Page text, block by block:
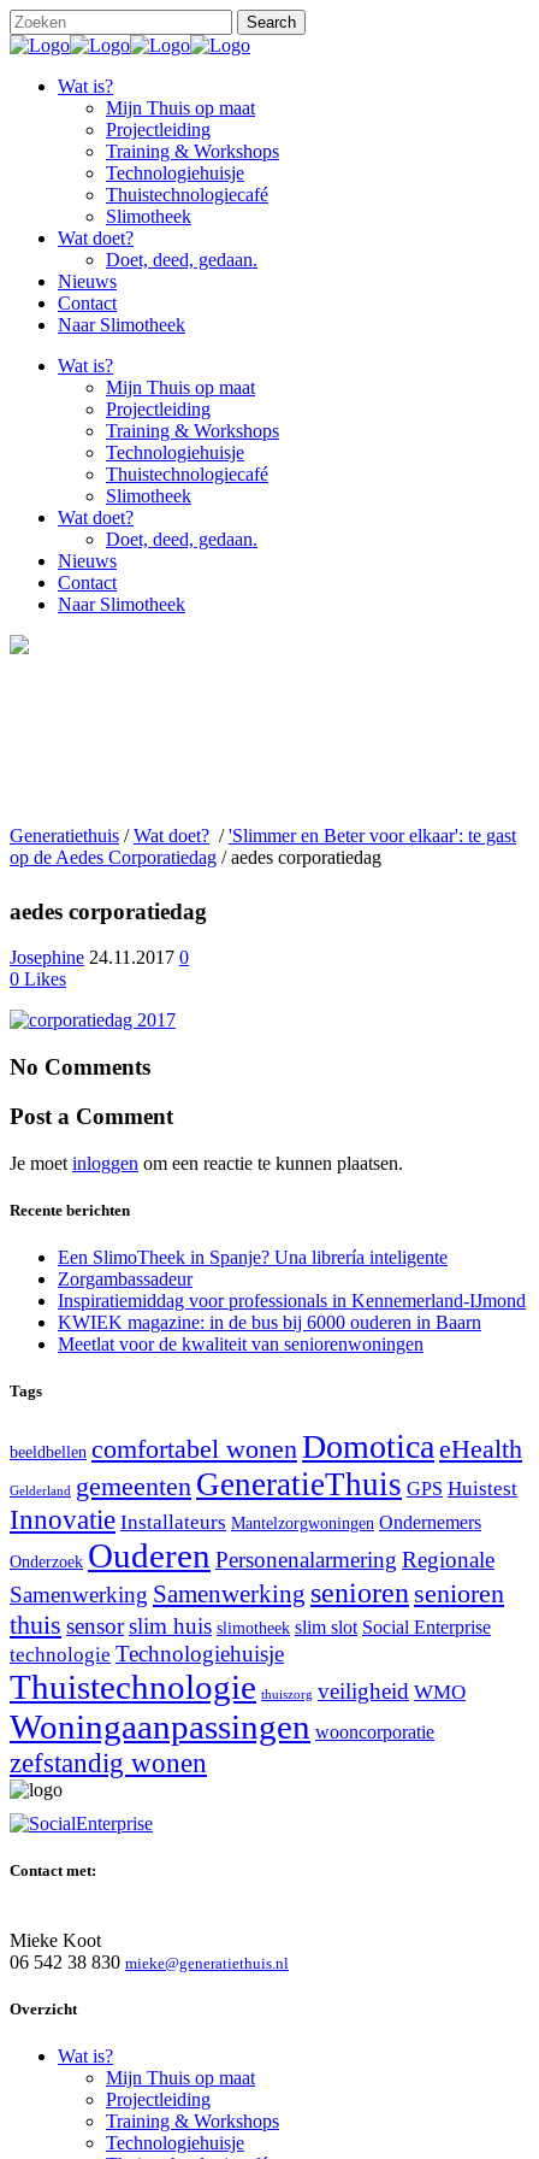
Wat is?
Mijn Thuis op maat
Projectleiding
Training & Workshops
Technologiehuisje
Thuistechnologiecafé
Slimotheek
Wat doet?
Doet, deed, gedaan.
Nieuws
Contact
Naar Slimotheek
Wat is?
Mijn Thuis op maat
Projectleiding
Training & Workshops
Technologiehuisje
Thuistechnologiecafé
Slimotheek
Wat doet?
Doet, deed, gedaan.
Nieuws
Contact
Naar Slimotheek
Generatiethuis /Wat doet? /'Slimmer en Beter voor elkaar': te gast
op de Aedes Corporatiedag /aedes corporatiedag
aedes corporatiedag
Josephine 24.11.2017 0
0 Likes
No Comments
Post a Comment
Je moet inloggen om een reactie te kunnen plaatsen.
Recente berichten
Een SlimoTheek in Spanje? Una librería inteligente
Zorgambassadeur
Inspiratiemiddag voor professionals in Kennemerland-IJmond
KWIEK magazine: in de bus bij 6000 ouderen in Baarn
Meetlat voor de kwaliteit van seniorenwoningen
Tags
beeldbellen comfortabel wonenDomoticaeHealth
Gelderland gemeenten GeneratieThuis GPS Huistest
Innovatie Installateurs Mantelzorgwoningen Ondernemers
Onderzoek Ouderen Personenalarmering Regionale
Samenwerking Samenwerking senioren senioren
thuis sensorslim huis slimotheek slim slot Social Enterprise
technologie Technologiehuisje
Thuistechnologie thuiszorg veiligheid WMO
Woningaanpassingen wooncorporatie
zefstandig wonen
Contact met:
Mieke Koot
06 542 38 830 mieke@generatiethuis.nl
Overzicht
Wat is?
Mijn Thuis op maat
Projectleiding
Training & Workshops
Technologiehuisje